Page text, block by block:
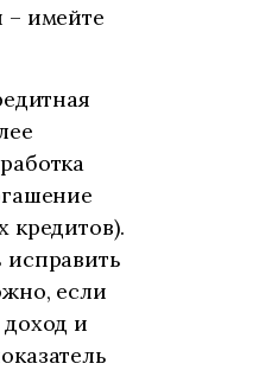
– имейте
кредитов).
если
и